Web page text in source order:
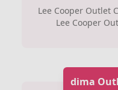
Lee Cooper Outlet
Lee Cooper
dima